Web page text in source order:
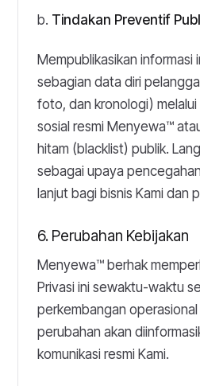
b. Tindakan Preventif
Mempublikasikan informasi
sebagian data diri
foto, dan kronologi)
sosial resmi Menyewa™
hitam (blacklist) publik.
sebagai upaya
lanjut bagi bisnis Kami dan
6. Perubahan Kebijakan
Menyewa™ berhak
Privasi ini sewaktu-waktu
perkembangan
perubahan akan
komunikasi resmi Kami.